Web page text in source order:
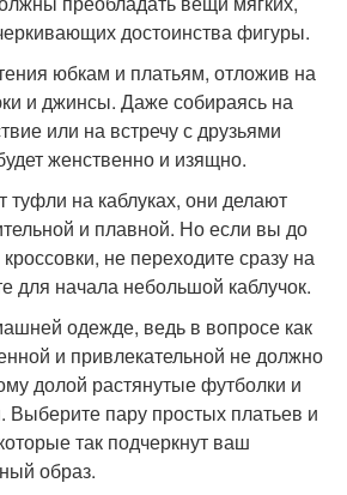
достоинства фигуры.
юбкам и платьям, отложив на
и джинсы. Даже собираясь на
или на встречу с друзьями
женственно и изящно.
туфли на каблуках, они делают
и плавной. Но если вы до
не переходите сразу на
для начала небольшой каблучок.
одежде, ведь в вопросе как
и привлекательной не должно
долой растянутые футболки и
Выберите пару простых платьев и
так подчеркнут ваш
образ.